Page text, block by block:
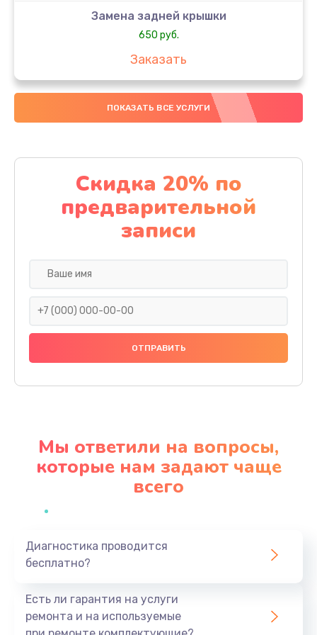
Замена задней крышки
650 руб.
Заказать
Замена аккумулятора
4000 руб.
Замена материнской платы
1100 руб.
Заказать
Замена праймера
1000 руб.
Заказать
Профилактическая чистка
Заказать
ПОКАЗАТЬ ВСЕ УСЛУГИ
Скидка 20% по
предварительной
записи
Мы ответили на вопросы,
которые нам задают чаще
всего
Диагностика проводится
бесплатно?
Есть ли гарантия на услуги
ремонта и на используемые